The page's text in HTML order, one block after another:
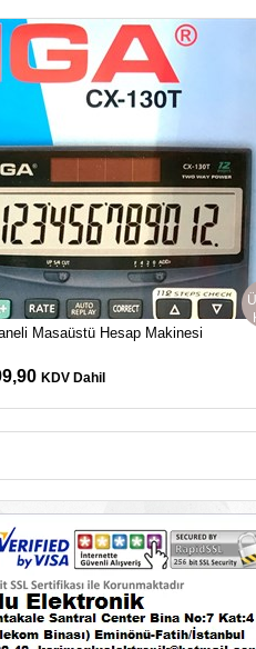
Masaüstü Hesap Makinesi
KDV Dahil